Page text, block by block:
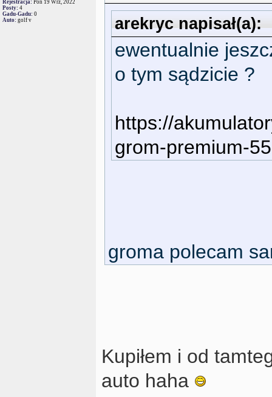
Rejestracja: Pon 19 Wrz, 2022
Posty: 4
Gadu-Gadu: 0
Auto: golf v arekryc napisał(a):
ewentualnie
o tym sądzicie ?
https://
grom-premium-
groma polecam
Kupiłem i od
auto haha